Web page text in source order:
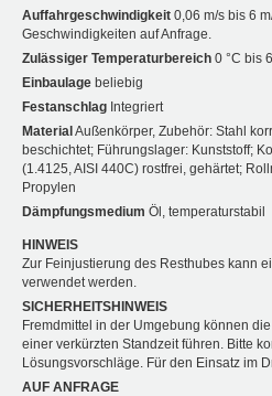
Auffahrgeschwindigkeit 0,06 m/s bis 6
Geschwindigkeiten auf Anfrage.
Zulässiger Temperaturbereich 0 °C bis
Einbaulage beliebig
Festanschlag Integriert
MaterialAußenkörper, Zubehör: Stahl
beschichtet; Führungslager: Kunststoff;
(1.4125, AISI 440C) rostfrei, gehärtet;
Propylen
Dämpfungsmedium Öl, temperaturstabil
HINWEIS
Zur Feinjustierung des Resthubes kann
verwendet werden.
SICHERHEITSHINWEIS
Fremdmittel in der Umgebung können
einer verkürzten Standzeit führen. Bitte
Lösungsvorschläge. Für den Einsatz im
AUF ANFRAGE